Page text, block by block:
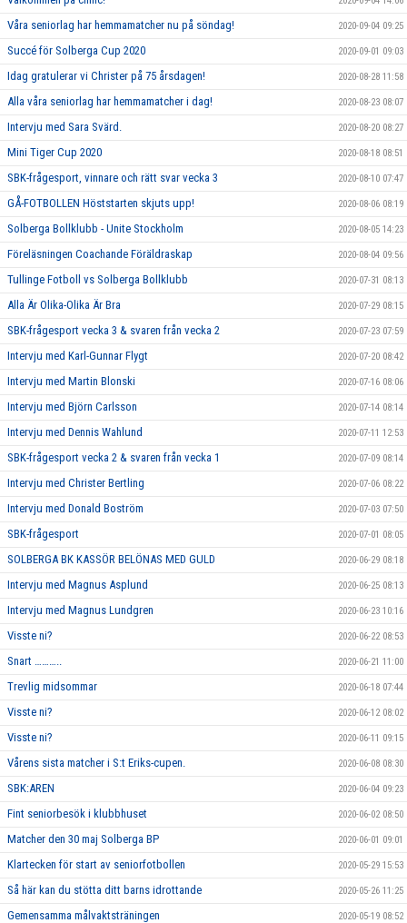
Våra seniorlag har hemmamatcher nu på söndag! 2020-09-04 09:25
Succé för Solberga Cup 2020 2020-09-01 09:03
Idag gratulerar vi Christer på 75 årsdagen! 2020-08-28 11:58
Alla våra seniorlag har hemmamatcher i dag! 2020-08-23 08:07
Intervju med Sara Svärd. 2020-08-20 08:27
Mini Tiger Cup 2020 2020-08-18 08:51
SBK-frågesport, vinnare och rätt svar vecka 3 2020-08-10 07:47
GÅ-FOTBOLLEN Höststarten skjuts upp! 2020-08-06 08:19
Solberga Bollklubb - Unite Stockholm 2020-08-05 14:23
Föreläsningen Coachande Föräldraskap 2020-08-04 09:56
Tullinge Fotboll vs Solberga Bollklubb 2020-07-31 08:13
Alla Är Olika-Olika Är Bra 2020-07-29 08:15
SBK-frågesport vecka 3 & svaren från vecka 2 2020-07-23 07:59
Intervju med Karl-Gunnar Flygt 2020-07-20 08:42
Intervju med Martin Blonski 2020-07-16 08:06
Intervju med Björn Carlsson 2020-07-14 08:14
Intervju med Dennis Wahlund 2020-07-11 12:53
SBK-frågesport vecka 2 & svaren från vecka 1 2020-07-09 08:14
Intervju med Christer Bertling 2020-07-06 08:22
Intervju med Donald Boström 2020-07-03 07:50
SBK-frågesport 2020-07-01 08:05
SOLBERGA BK KASSÖR BELÖNAS MED GULD 2020-06-29 08:18
Intervju med Magnus Asplund 2020-06-25 08:13
Intervju med Magnus Lundgren 2020-06-23 10:16
Visste ni? 2020-06-22 08:53
Snart ……….. 2020-06-21 11:00
Trevlig midsommar 2020-06-18 07:44
Visste ni? 2020-06-12 08:02
Visste ni? 2020-06-11 09:15
Vårens sista matcher i S:t Eriks-cupen. 2020-06-08 08:30
SBK:AREN 2020-06-04 09:23
Fint seniorbesök i klubbhuset 2020-06-02 08:50
Matcher den 30 maj Solberga BP 2020-06-01 09:01
Klartecken för start av seniorfotbollen 2020-05-29 15:53
Så här kan du stötta ditt barns idrottande 2020-05-26 11:25
Gemensamma målvaktsträningen 2020-05-19 08:52